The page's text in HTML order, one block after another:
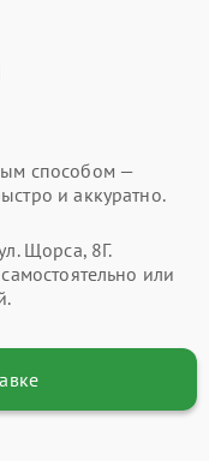
способом —
и аккуратно.
Щорса, 8Г.
или